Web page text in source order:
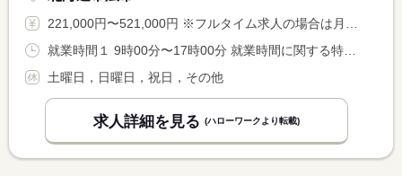
221,000円〜521,000円 ※フルタイム求人の場合は月額（換算額）、パート求人の場合は時間額を表示しています。
土曜日，日曜日，祝日，その他
求人詳細を見る (ハローワークより転載)